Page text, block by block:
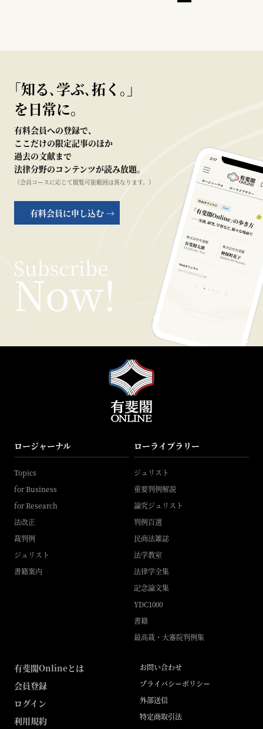
｢知る､学ぶ､拓く｡｣
を日常に。
有料会員への登録で、
ここだけの限定記事のほか
過去の文献まで
法律分野のコンテンツが読み放題。
（会員コースに応じて閲覧可能範囲は異なります。）
有料会員に申し込む →
ロージャーナル
Topics
for Business
for Research
法改正
裁判例
ジュリスト
書籍案内
ローライブラリー
ジュリスト
重要判例解説
論究ジュリスト
判例百選
民商法雑誌
法学教室
法律学全集
記念論文集
YDC1000
書籍
最高裁・大審院判例集
有斐閣Onlineとは
会員登録
ログイン
利用規約
お問い合わせ
プライバシーポリシー
外部送信
特定商取引法